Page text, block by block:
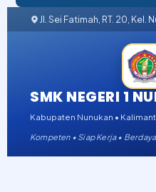
Jl. Sei Fatimah, RT. 20,
SMK NEGERI 1
Kabupaten Nunukan •
Kompeten • Siap Kerja •